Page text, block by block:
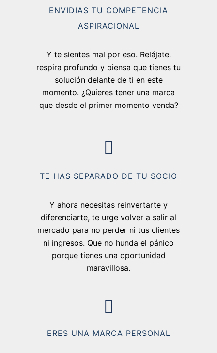
ENVIDIAS TU COMPETENCIA
ASPIRACIONAL
Y te sientes mal por eso. Relájate,
respira profundo y piensa que tienes tu
solución delante de ti en este
momento. ¿Quieres tener una marca
que desde el primer momento venda?
TE HAS SEPARADO DE TU SOCIO
Y ahora necesitas reinvertarte y
diferenciarte, te urge volver a salir al
mercado para no perder ni tus clientes
ni ingresos. Que no hunda el pánico
porque tienes una oportunidad
maravillosa.
ERES UNA MARCA PERSONAL